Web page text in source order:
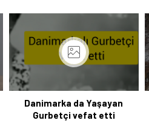
Danimarka da Yaşayan
Gurbetçi vefat etti